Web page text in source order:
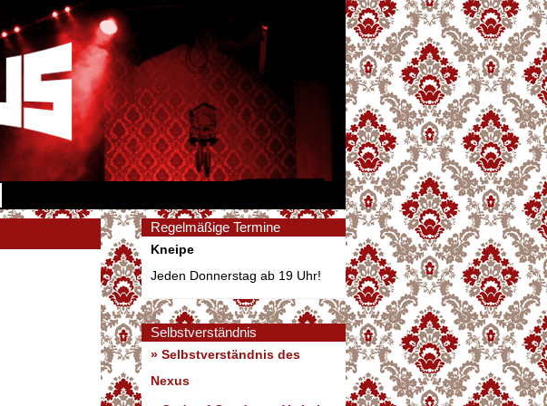
Regelmäßige Termine
Kneipe
Jeden Donnerstag ab 19 Uhr!
Selbstverständnis
» Selbstverständnis des
Nexus